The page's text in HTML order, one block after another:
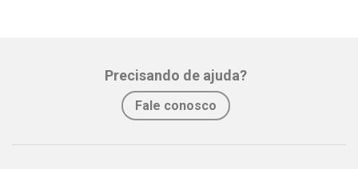
Precisando de ajuda?
Fale conosco